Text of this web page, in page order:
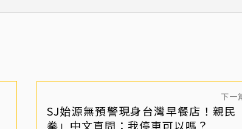
下一
SJ始源無預警現身台灣早餐店！親民
拳」中文直問：我停車可以嗎？